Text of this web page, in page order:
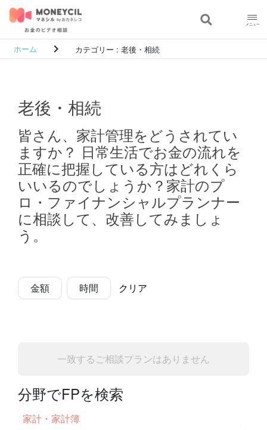
ホーム keyboard_arrow_right カテゴリー : 老後・相続
老後・相続
皆さん、家計管理をどうされてい
ますか？ 日常生活でお金の流れを
正確に把握している方はどれくら
いいるのでしょうか？家計のプ
ロ・ファイナンシャルプランナー
に相談して、改善してみましょ
う。
金額 時間 クリア
一致するご相談プランはありません
分野でFPを検索
家計・家計簿